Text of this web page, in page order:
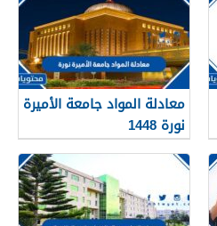
qudcss.com
معادلة المواد جامعة الأميرة
نورة 1448